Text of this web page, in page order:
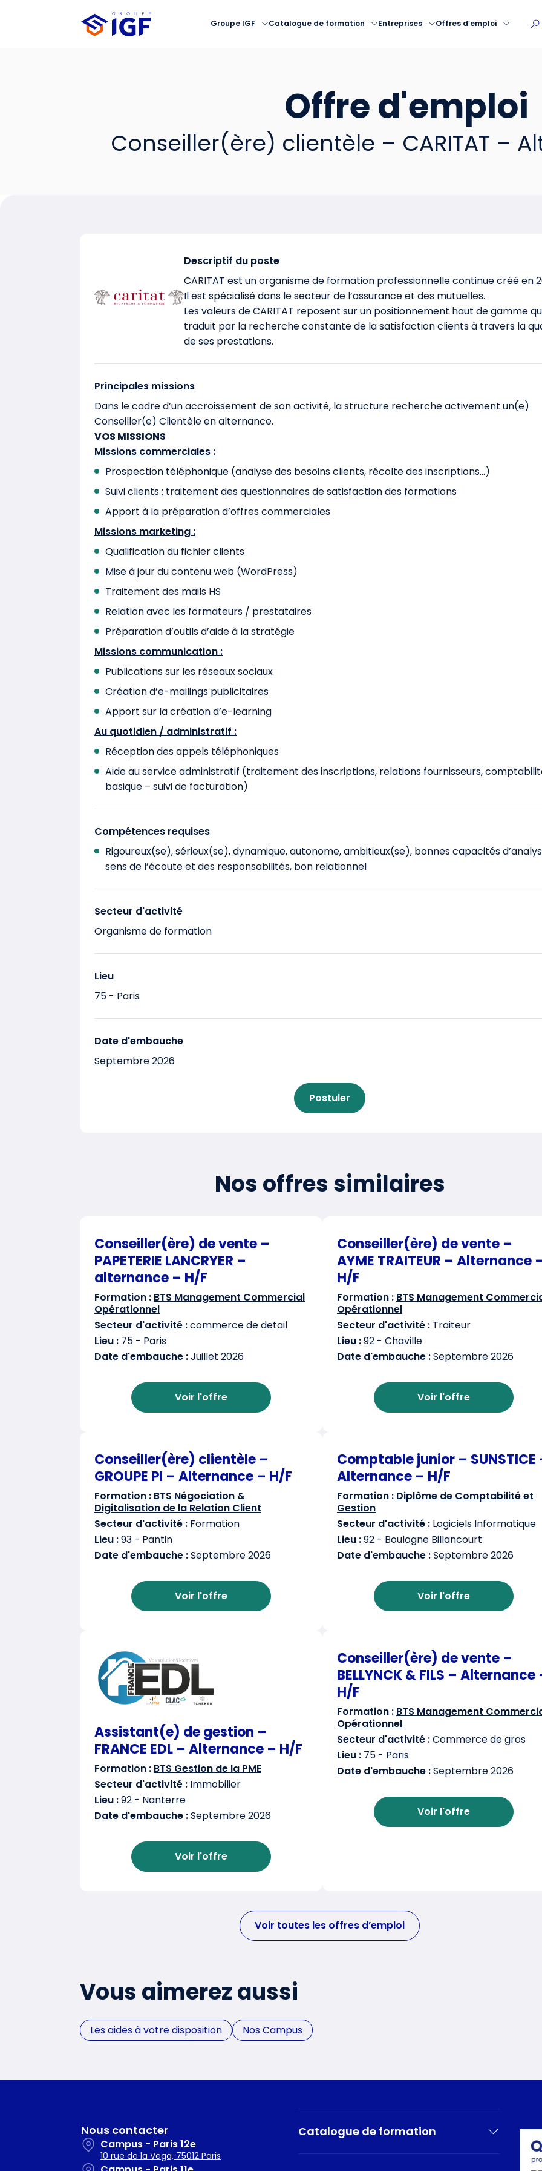
Groupe IGF Catalogue de formation Entreprises Offres d’emploi
Offre d'emploi
Conseiller(ère) clientèle – CARITAT –
Descriptif du poste
CARITAT est un organisme de formation professionnelle continue créé en
Il est spécialisé dans le secteur de l’assurance et des mutuelles.
Les valeurs de CARITAT reposent sur un positionnement haut de gamme
traduit par la recherche constante de la satisfaction clients à travers la
de ses prestations.
Principales missions
Dans le cadre d’un accroissement de son activité, la structure recherche activement un(e)
Conseiller(e) Clientèle en alternance.
VOS MISSIONS
Missions commerciales :
Prospection téléphonique (analyse des besoins clients, récolte des inscriptions…)
Suivi clients : traitement des questionnaires de satisfaction des formations
Apport à la préparation d’offres commerciales
Missions marketing :
Qualification du fichier clients
Mise à jour du contenu web (WordPress)
Traitement des mails HS
Relation avec les formateurs / prestataires
Préparation d’outils d’aide à la stratégie
Missions communication :
Publications sur les réseaux sociaux
Création d’e-mailings publicitaires
Apport sur la création d’e-learning
Au quotidien / administratif :
Réception des appels téléphoniques
Aide au service administratif (traitement des inscriptions, relations fournisseurs,
basique – suivi de facturation)
Compétences requises
Rigoureux(se), sérieux(se), dynamique, autonome, ambitieux(se), bonnes capacités
sens de l’écoute et des responsabilités, bon relationnel
Secteur d'activité
Organisme de formation
Lieu
75 - Paris
Date d'embauche
Septembre 2026
Postuler
Nos offres similaires
Conseiller(ère) de vente –
PAPETERIE LANCRYER –
alternance – H/F
Formation : BTS Management Commercial
Opérationnel
Secteur d'activité :commerce de detail
Lieu : 75 - Paris
Date d'embauche :Juillet 2026
Voir l'offre
Conseiller(ère) de vente –
AYME TRAITEUR – Alternance
H/F
Formation : BTS Management
Opérationnel
Secteur d'activité : Traiteur
Lieu :92 - Chaville
Date d'embauche :Septembre 2026
Voir l'offre
Conseiller(ère) clientèle –
GROUPE PI – Alternance – H/F
Formation : BTS Négociation &
Digitalisation de la Relation Client
Secteur d'activité : Formation
Lieu :93 - Pantin
Date d'embauche :Septembre 2026
Voir l'offre
Comptable junior – SUNSTICE
Alternance – H/F
Formation : Diplôme de Comptabilité et
Gestion
Secteur d'activité : Logiciels Informatique
Lieu :92 - Boulogne Billancourt
Date d'embauche :Septembre 2026
Voir l'offre
Assistant(e) de gestion –
FRANCE EDL – Alternance – H/F
Formation : BTS Gestion de la PME
Secteur d'activité : Immobilier
Lieu :92 - Nanterre
Date d'embauche :Septembre 2026
Voir l'offre
Conseiller(ère) de vente –
BELLYNCK & FILS – Alternance
H/F
Formation : BTS Management
Opérationnel
Secteur d'activité :Commerce de gros
Lieu : 75 - Paris
Date d'embauche :Septembre 2026
Voir l'offre
Voir toutes les offres d’emploi
Vous aimerez aussi
Les aides à votre disposition Nos Campus
Nous contacter
Campus - Paris 12e
10 rue de la Vega, 75012 Paris
Catalogue de formation